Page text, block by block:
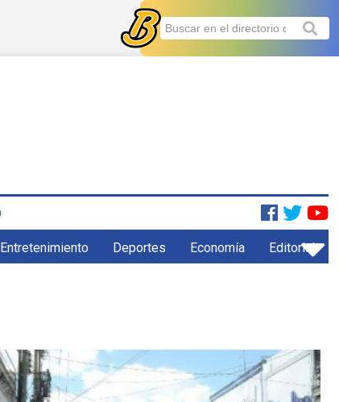
Deportes Economía Editorial